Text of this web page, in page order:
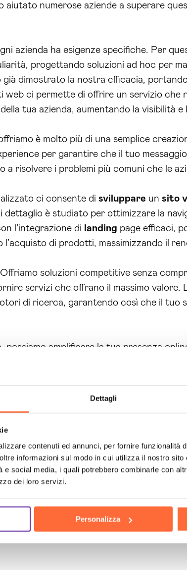
Dettagli
contenuti ed annunci, per fornire funzionalità
informazioni sul modo in cui utilizza il nostro
e social media, i quali potrebbero combinarle con
dei loro servizi.
Personalizza
aiutato numerose aziende a superare
azienda ha esigenze specifiche. Per
progettando soluzioni ad hoc per
dimostrato la nostra efficacia,
web ci permette di offrire un servizio che
tua azienda, aumentando la visibilità
è molto più di una semplice
per garantire che il tuo
a risolvere i problemi più comuni che le
ci consente di sviluppare un sito
è studiato per ottimizzare la
l’integrazione di landing page efficaci,
l’acquisto di prodotti, massimizzando il
soluzioni competitive senza
servizi che offrano il massimo
di ricerca, garantendo così che il tuo
possiamo amplificare la tua presenza
strategie non si limitano alla
continua, per garantire che il
di Brain Computing,
nel mondo digitale. È il momento di
la tua presenza online in un
sui nostri servizi. Ogni giorno
e lascia che la nostra esperienza ti